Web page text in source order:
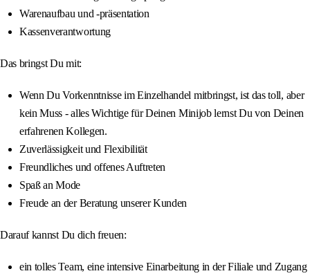
Warenaufbau und -präsentation
Kassenverantwortung
Das bringst Du mit:
Wenn Du Vorkenntnisse im Einzelhandel mitbringst, ist das toll, aber
kein Muss - alles Wichtige für Deinen Minijob lernst Du von Deinen
erfahrenen Kollegen.
Zuverlässigkeit und Flexibilität
Freundliches und offenes Auftreten
Spaß an Mode
Freude an der Beratung unserer Kunden
Darauf kannst Du dich freuen:
ein tolles Team, eine intensive Einarbeitung in der Filiale und Zugang